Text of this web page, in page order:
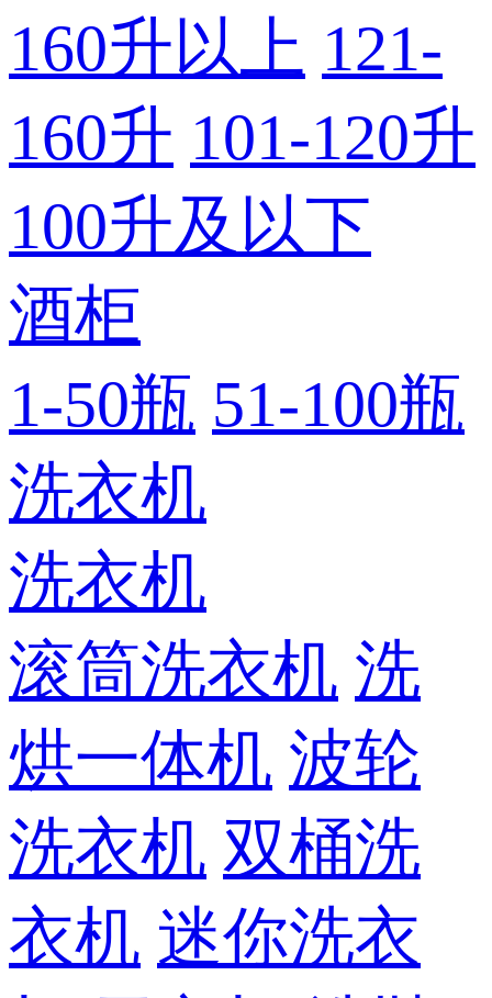
160升以上 121-
160升 101-120升
100升及以下
酒柜
1-50瓶 51-100瓶
洗衣机
洗衣机
滚筒洗衣机 洗
烘一体机 波轮
洗衣机 双桶洗
衣机 迷你洗衣